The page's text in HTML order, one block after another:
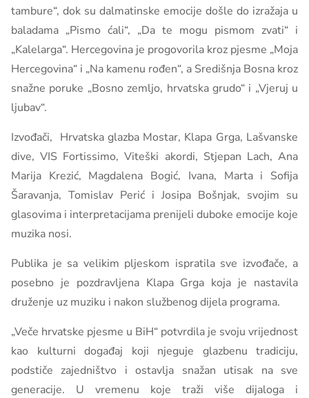
tambure“, dok su dalmatinske emocije došle do izražaja u
baladama „Pismo ćali“, „Da te mogu pismom zvati“ i
„Kalelarga“. Hercegovina je progovorila kroz pjesme „Moja
Hercegovina“ i „Na kamenu rođen“, a Središnja Bosna kroz
snažne poruke „Bosno zemljo, hrvatska grudo“ i „Vjeruj u
ljubav“.
Izvođači, Hrvatska glazba Mostar, Klapa Grga, Lašvanske
dive, VIS Fortissimo, Viteški akordi, Stjepan Lach, Ana
Marija Krezić, Magdalena Bogić, Ivana, Marta i Sofija
Šaravanja, Tomislav Perić i Josipa Bošnjak, svojim su
glasovima i interpretacijama prenijeli duboke emocije koje
muzika nosi.
Publika je sa velikim pljeskom ispratila sve izvođače, a
posebno je pozdravljena Klapa Grga koja je nastavila
druženje uz muziku i nakon službenog dijela programa.
„Veče hrvatske pjesme u BiH“ potvrdila je svoju vrijednost
kao kulturni događaj koji njeguje glazbenu tradiciju,
podstiče zajedništvo i ostavlja snažan utisak na sve
generacije. U vremenu koje traži više dijaloga i